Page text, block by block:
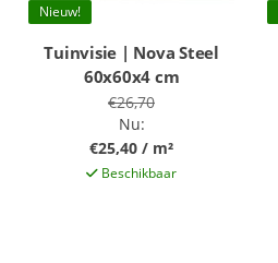
Nieuw!
Tuinvisie | Nova Steel
60x60x4 cm
€26,70
Nu:
€25,40 / m²
Beschikbaar